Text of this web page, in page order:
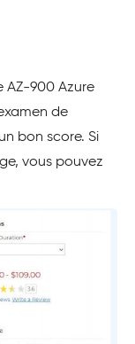
AZ-900 Azure
de
bon score. Si
vous pouvez